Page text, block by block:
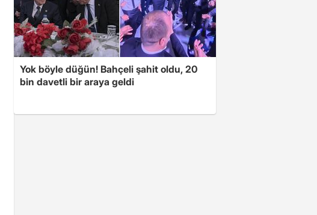
Yok böyle düğün! Bahçeli şahit oldu, 20
bin davetli bir araya geldi